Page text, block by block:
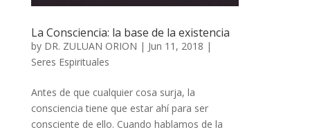
La Consciencia: la base de la existencia
by DR. ZULUAN ORION | Jun 11, 2018 |
Seres Espirituales
Antes de que cualquier cosa surja, la
consciencia tiene que estar ahí para ser
consciente de ello. Cuando hablamos de la